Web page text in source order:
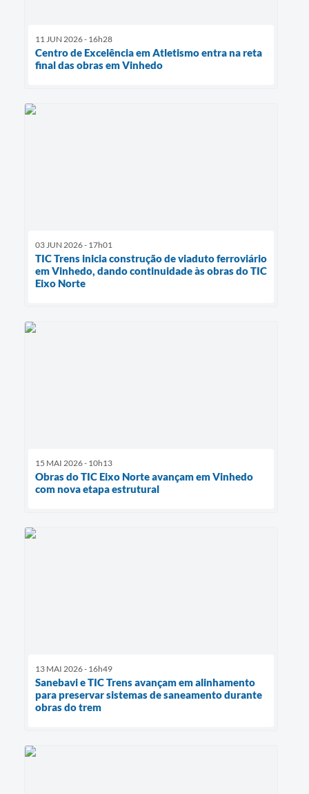
11 JUN 2026 - 16h28
Centro de Excelência em Atletismo entra na reta
final das obras em Vinhedo
03 JUN 2026 - 17h01
TIC Trens inicia construção de viaduto ferroviário
em Vinhedo, dando continuidade às obras do TIC
Eixo Norte
15 MAI 2026 - 10h13
Obras do TIC Eixo Norte avançam em Vinhedo
com nova etapa estrutural
13 MAI 2026 - 16h49
Sanebavi e TIC Trens avançam em alinhamento
para preservar sistemas de saneamento durante
obras do trem